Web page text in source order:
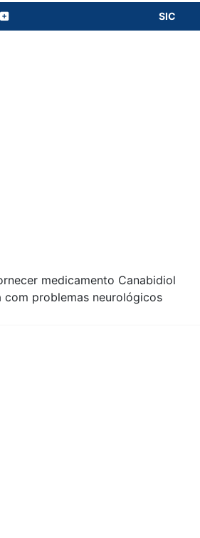
SIC
medicamento Canabidiol
com problemas neurológicos